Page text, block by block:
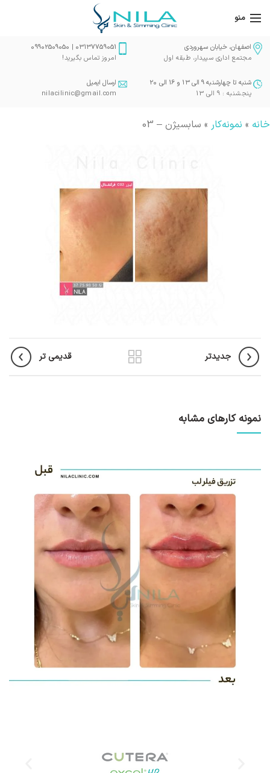
منو
اصفهان، خیابان سهروردی
مجتمع اداری سپیدار، طبقه اول
03137759051 | 09902509050
امروز تماس بگیرید!
شنبه تا چهارشنبه 9 الی 13 و 16 الی 20
پنجشنبه : 9 الی 13
ارسال ایمیل
nilacilinic@gmail.com
خانه » نمونه‌کار » سابسیژن – 03
جدیدتر قدیمی تر
نمونه کارهای مشابه